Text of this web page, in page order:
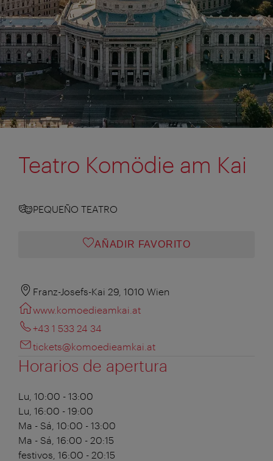
Teatro Komödie am Kai
PEQUEÑO TEATRO
AÑADIR FAVORITO
Franz-Josefs-Kai 29, 1010 Wien
www.komoedieamkai.at
+43 1 533 24 34
tickets@komoedieamkai.at
Horarios de apertura
Lu, 10:00 - 13:00
Lu, 16:00 - 19:00
Ma - Sá, 10:00 - 13:00
Ma - Sá, 16:00 - 20:15
festivos, 16:00 - 20:15